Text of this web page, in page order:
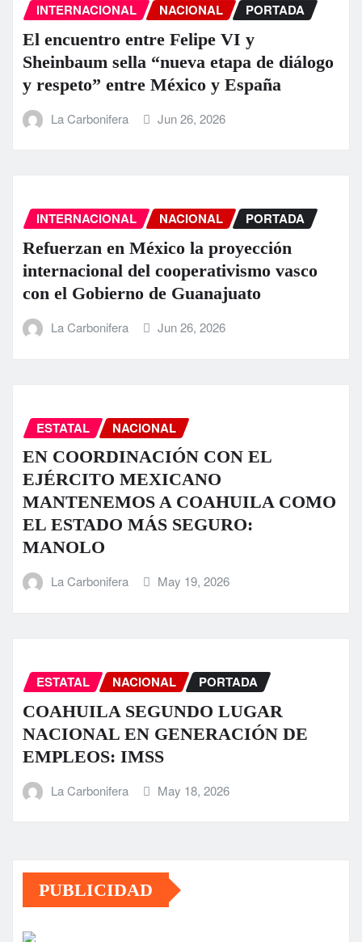
INTERNACIONAL NACIONAL PORTADA
El encuentro entre Felipe VI y
Sheinbaum sella “nueva etapa de diálogo
y respeto” entre México y España
La Carbonifera Jun 26, 2026
INTERNACIONAL NACIONAL PORTADA
Refuerzan en México la proyección
internacional del cooperativismo vasco
con el Gobierno de Guanajuato
La Carbonifera Jun 26, 2026
ESTATAL NACIONAL
EN COORDINACIÓN CON EL
EJÉRCITO MEXICANO
MANTENEMOS A COAHUILA COMO
EL ESTADO MÁS SEGURO:
MANOLO
La Carbonifera May 19, 2026
ESTATAL NACIONAL PORTADA
COAHUILA SEGUNDO LUGAR
NACIONAL EN GENERACIÓN DE
EMPLEOS: IMSS
La Carbonifera May 18, 2026
PUBLICIDAD